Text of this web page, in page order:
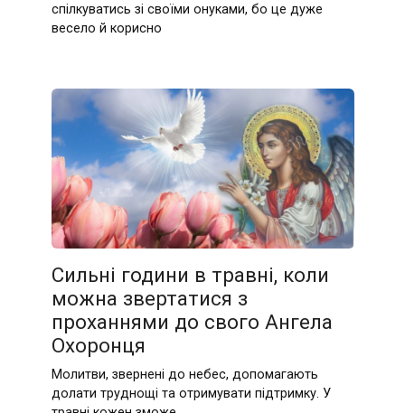
спілкуватись зі своїми онуками, бо це дуже
весело й корисно
Сильні години в травні, коли
можна звертатися з
проханнями до свого Ангела
Охоронця
Молитви, звернені до небес, допомагають
долати труднощі та отримувати підтримку. У